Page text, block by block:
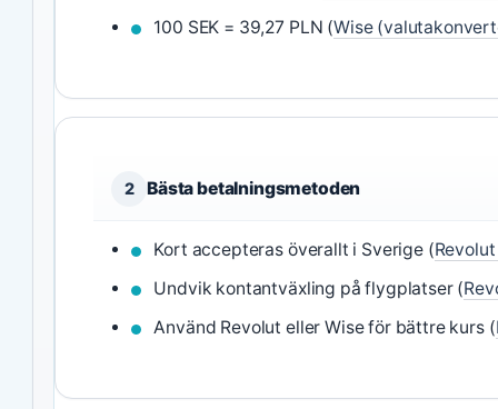
100 SEK = 39,27 PLN (Wise
2 Bästa betalningsmetoden
Kort accepteras överallt i Sverige (
Undvik kontantväxling på flygplatser (
Använd Revolut eller Wise för bättre kurs (